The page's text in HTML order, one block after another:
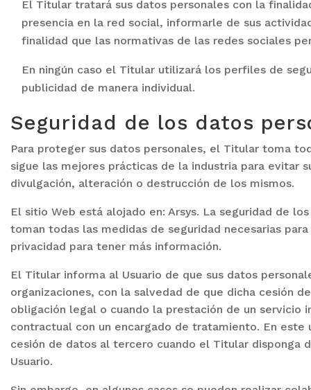
El Titular tratará sus datos personales con la
presencia en la red social, informarle de sus
finalidad que las normativas de las redes sociales
En ningún caso el Titular utilizará los perfiles de
publicidad de manera individual.
Seguridad de los datos
Para proteger sus datos personales, el Titular toma
sigue las mejores prácticas de la industria para evitar
divulgación, alteración o destrucción de los mismos.
El sitio Web está alojado en: Arsys. La seguridad de
toman todas las medidas de seguridad necesarias
privacidad para tener más información.
El Titular informa al Usuario de que sus datos
organizaciones, con la salvedad de que dicha cesión
obligación legal o cuando la prestación de un servicio
contractual con un encargado de tratamiento. En
cesión de datos al tercero cuando el Titular disponga
Usuario.